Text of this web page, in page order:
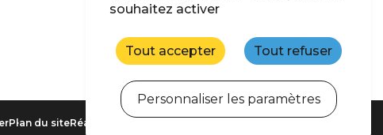
Plan du siteRéalisation : StudioJuillet
souhaitez activer
Tout accepter Tout refuser
Personnaliser les paramètres